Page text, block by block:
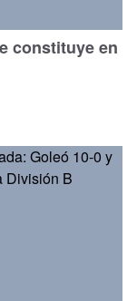
constituye en